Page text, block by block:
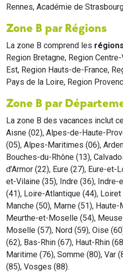
Rennes, Académie de
Zone B par Régions
La zone B comprend les régions
Region Bretagne, Region
Est, Region Hauts-de-France,
Pays de la Loire, Region
Zone B par
La zone B des vacances inclut
Aisne (02), Alpes-de-Haute-
(05), Alpes-Maritimes (06),
Bouches-du-Rhône (13),
d’Armor (22), Eure (27), Eure-
et-Vilaine (35), Indre (36),
(41), Loire-Atlantique (44),
Manche (50), Marne (51),
Meurthe-et-Moselle (54),
Moselle (57), Nord (59), Oise
(62), Bas-Rhin (67), Haut-Rhin
Maritime (76), Somme (80), Var
(85), Vosges (88).